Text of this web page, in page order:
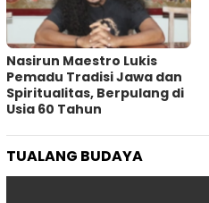
‎Nasirun Maestro Lukis
Pemadu Tradisi Jawa dan
Spiritualitas, Berpulang di
Usia 60 Tahun
TUALANG BUDAYA